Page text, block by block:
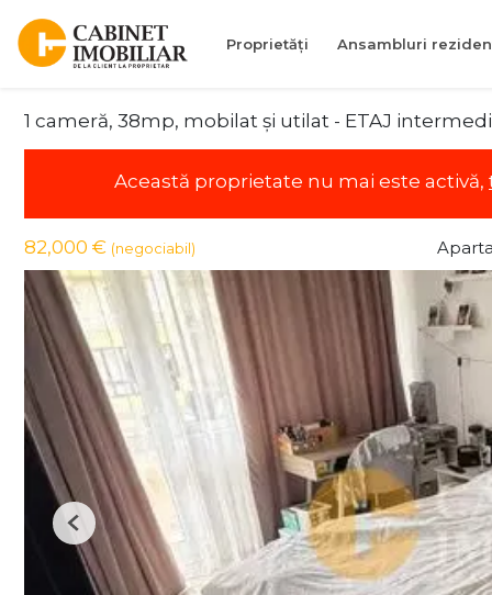
Proprietăți Ansambluri
1 cameră, 38mp, mobilat și utilat - ETAJ
Această proprietate nu mai este activă,
82,000 € (negociabil)
Previous